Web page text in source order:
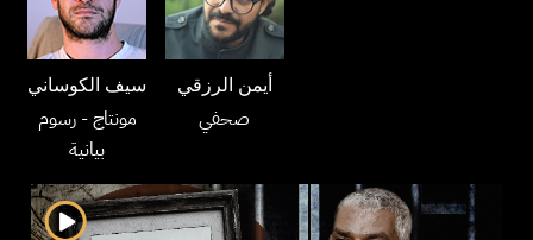
سيف الكوساني
مونتاج- رسوم
بيانية
أيمن الرزقي
صحفي